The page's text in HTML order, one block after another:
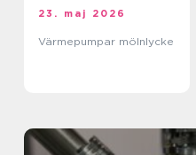
23. maj 2026
Värmepumpar mölnlycke